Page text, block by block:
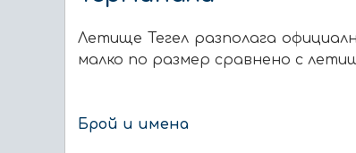
Летище Тегел разполага
малко по размер сравнено с
Брой и имена